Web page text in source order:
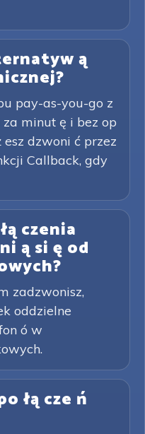
ą
pay-as-you-go z
minut ę i bez op
esz dzwoni ć przez
Callback, gdy
czenia
ą si ę od
zadzwonisz,
oddzielne
ó w
łą cze ń